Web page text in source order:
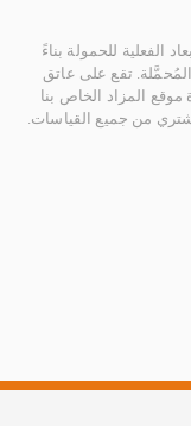
الفعلية للحمولة بناءً
تقع على عاتق
المزاد الخاص بنا
من جميع القياسات.